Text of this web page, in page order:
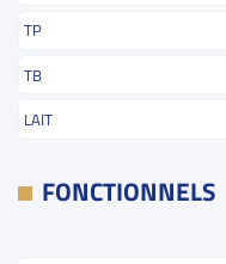
TP
TB
LAIT
FONCTIONNELS